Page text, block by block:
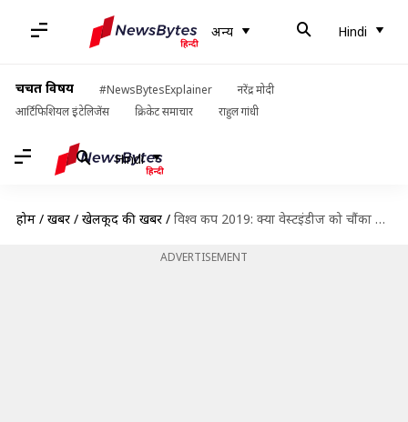
अन्य Hindi
चर्चित विषय #NewsBytesExplainer
नरेंद्र मोदी
आर्टिफिशियल इंटेलिजेंस
क्रिकेट समाचार राहुल गांधी
Hindi
होम / खबरें / खेलकूद की खबरें / विश्व कप 2019: क्या वेस्टइंडीज को चौंका पाएगी बांग्लादेश? जानें ड्रीम इलेवन और संभावित टीमें
ADVERTISEMENT